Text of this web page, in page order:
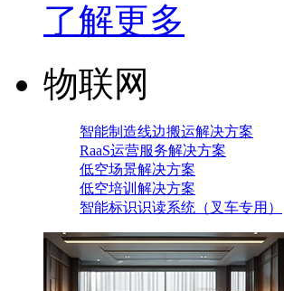
了解更多
物联网
智能制造线边搬运解决方案
RaaS运营服务解决方案
低空场景解决方案
低空培训解决方案
智能标识识读系统（叉车专用）